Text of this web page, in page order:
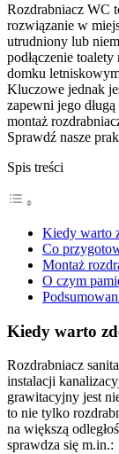
Rozdrabniacz WC
rozwiązanie w
utrudniony lub
podłączenie
domku
Kluczowe jednak
zapewni jego
montaż
Sprawdź nasze
Spis treści
Kiedy warto
Co
Montaż
O czym
Kiedy warto
Rozdrabniacz
instalacji
grawitacyjny jest
to nie tylko
na większą
sprawdza się m.in.: